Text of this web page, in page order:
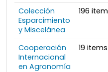
Colección
Esparcimiento
y Miscelánea
196
Cooperación
Internacional
en Agronomía
19 items